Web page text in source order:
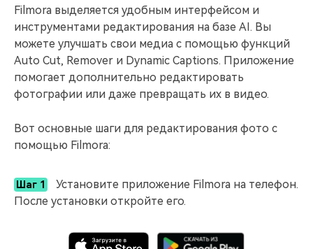
Filmora выделяется удобным интерфейсом и
инструментами редактирования на базе AI. Вы
можете улучшать свои медиа с помощью функций
Auto Cut, Remover и Dynamic Captions. Приложение
помогает дополнительно редактировать
фотографии или даже превращать их в видео.
Вот основные шаги для редактирования фото с
помощью Filmora:
Шаг 1
Установите приложение Filmora на телефон.
После установки откройте его.